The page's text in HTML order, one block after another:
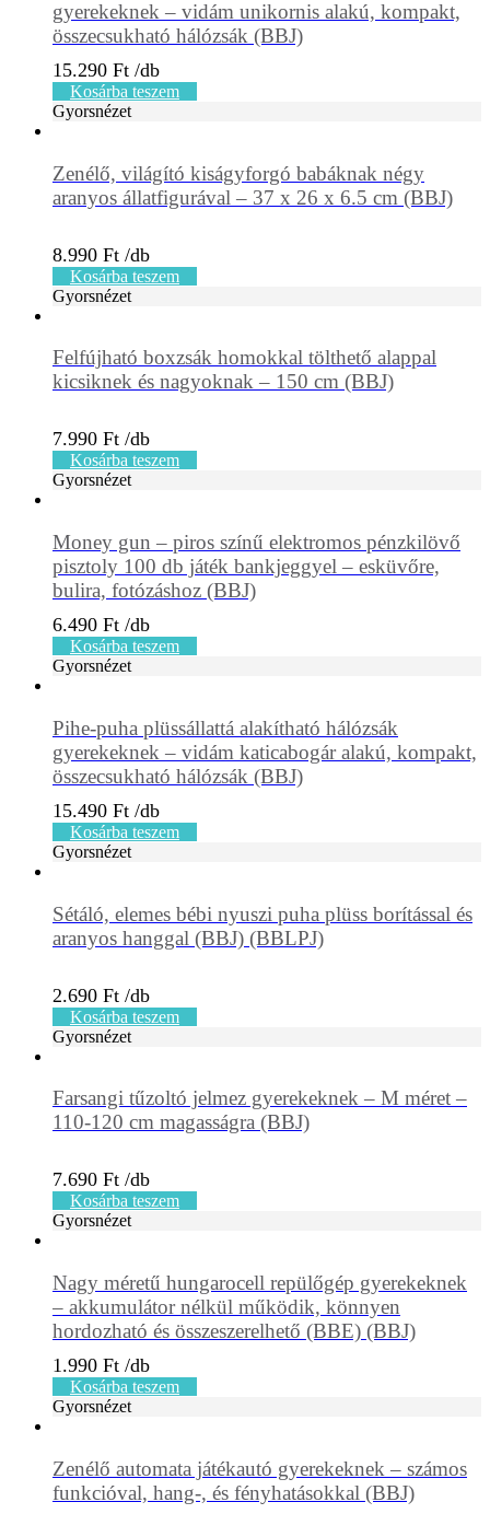
gyerekeknek – vidám unikornis alakú, kompakt,
összecsukható hálózsák (BBJ)
15.290 Ft
Kosárba teszem
Gyorsnézet
Zenélő, világító kiságyforgó babáknak négy
aranyos állatfigurával – 37 x 26 x 6.5 cm (BBJ)
8.990 Ft
Kosárba teszem
Gyorsnézet
Felfújható boxzsák homokkal tölthető alappal
kicsiknek és nagyoknak – 150 cm (BBJ)
7.990 Ft
Kosárba teszem
Gyorsnézet
Money gun – piros színű elektromos pénzkilövő
pisztoly 100 db játék bankjeggyel – esküvőre,
bulira, fotózáshoz (BBJ)
6.490 Ft
Kosárba teszem
Gyorsnézet
Pihe-puha plüssállattá alakítható hálózsák
gyerekeknek – vidám katicabogár alakú, kompakt,
összecsukható hálózsák (BBJ)
15.490 Ft
Kosárba teszem
Gyorsnézet
Sétáló, elemes bébi nyuszi puha plüss borítással és
aranyos hanggal (BBJ) (BBLPJ)
2.690 Ft
Kosárba teszem
Gyorsnézet
Farsangi tűzoltó jelmez gyerekeknek – M méret –
110-120 cm magasságra (BBJ)
7.690 Ft
Kosárba teszem
Gyorsnézet
Nagy méretű hungarocell repülőgép gyerekeknek
– akkumulátor nélkül működik, könnyen
hordozható és összeszerelhető (BBE) (BBJ)
1.990 Ft
Kosárba teszem
Gyorsnézet
Zenélő automata játékautó gyerekeknek – számos
funkcióval, hang-, és fényhatásokkal (BBJ)